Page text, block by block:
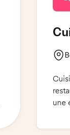
une
et